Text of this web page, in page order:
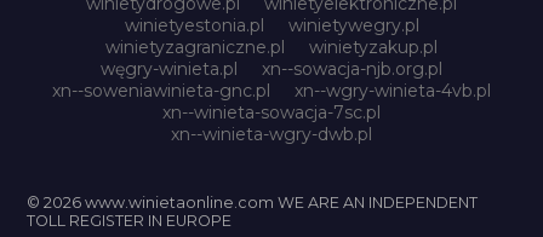
winietyestonia.pl
winietywegry.pl
winietyzagraniczne.pl
winietyzakup.pl
węgry-winieta.pl
xn--sowacja-njb.org.pl
xn--soweniawinieta-gnc.pl
xn--wgry-winieta-4vb.pl
xn--winieta-sowacja-7sc.pl
xn--winieta-wgry-dwb.pl
© 2026 www.winietaonline.com WE ARE AN INDEPENDENT
TOLL REGISTER IN EUROPE